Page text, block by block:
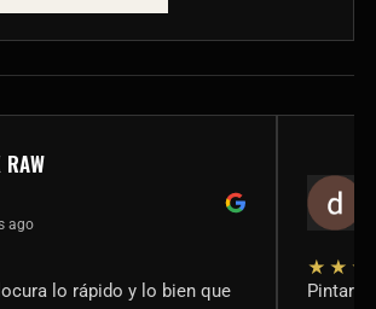
RAW
ago
lo rápido y lo bien que